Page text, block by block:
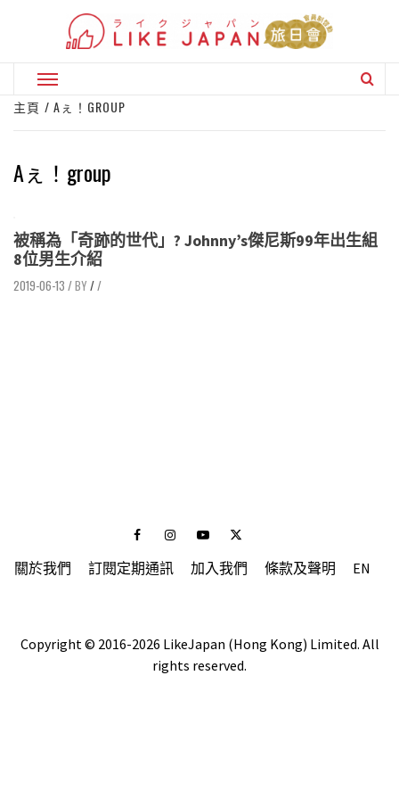
Primary
Menu
主頁 Aぇ！GROUP
Aぇ！group
被稱為「奇跡的世代」? Johnny’s傑尼斯99年出生組
8位男生介紹
2019-06-13 / //
FacebookInstagramYoutubeTwitter
關於我們 訂閱定期通訊 加入我們 條款及聲明 EN
Copyright © 2016-2026 LikeJapan (Hong Kong) Limited. All
rights reserved.